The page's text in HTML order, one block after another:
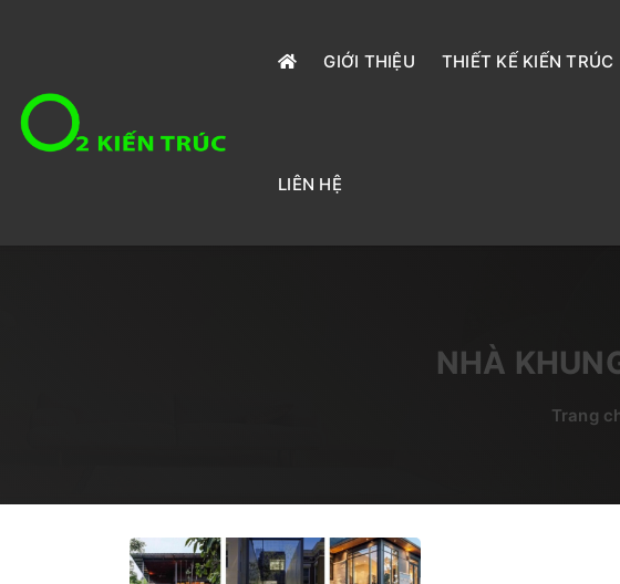
GIỚI THIỆU THIẾT KẾ KIẾN TRÚC
LIÊN HỆ
NHÀ
Trang